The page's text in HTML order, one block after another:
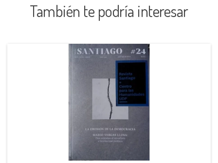
También te podría interesar